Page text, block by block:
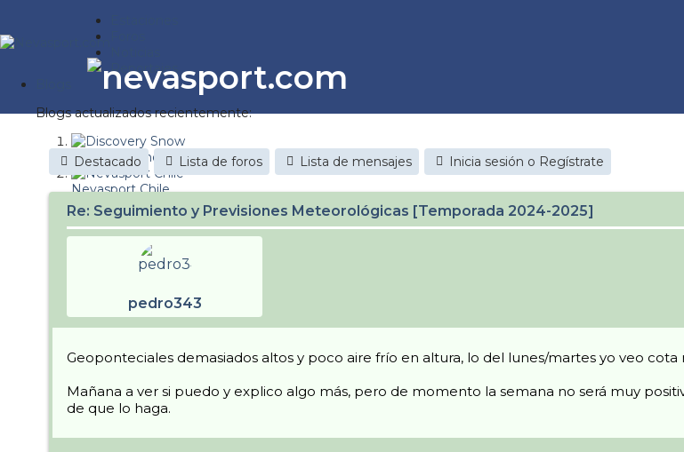
Reportajes
Blogs actualizados recientemente:
Discovery Snow
Nevasport Chile
Esquiaryviajar.com
nevasport blog
It's a powder da
Diario de un friki
Metiendo Cantos
Destacado Lista de foros Lista de mensajes Inicia sesión o Regístrate
Re: Seguimiento y Previsiones Meteorológicas [Temporada 2024-2025]
pedro343
Geoponteciales demasiados altos y poco aire frío en altura, lo del lunes/martes yo veo cota
Mañana a ver si puedo y explico algo más, pero de momento la semana no será muy
de que lo haga.